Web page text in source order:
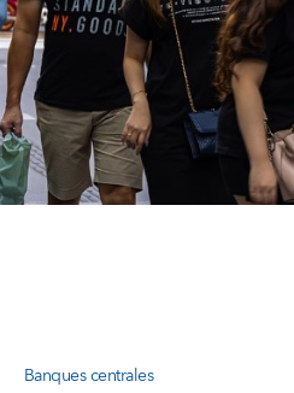
Banques centrales